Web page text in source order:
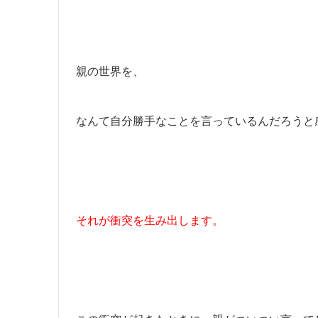
親の世界を、
なんて自分勝手なことを言っているんだろうと
それが衝突を生み出します。